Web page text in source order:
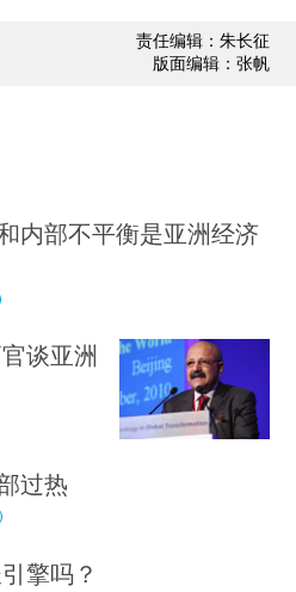
责任编辑：朱长征
版面编辑：张帆
内部不平衡是亚洲经济
谈亚洲
过热
擎吗？